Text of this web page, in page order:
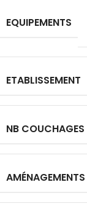
EQUIPEMENTS
ETABLISSEMENT
NB COUCHAGES
AMÉNAGEMENTS